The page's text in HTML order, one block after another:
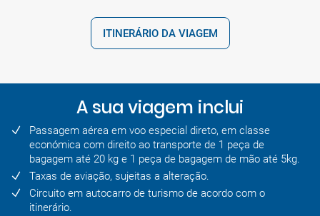
ITINERÁRIO DA VIAGEM
A sua viagem inclui
Passagem aérea em voo especial direto, em classe
económica com direito ao transporte de 1 peça de
bagagem até 20 kg e 1 peça de bagagem de mão até 5kg.
Taxas de aviação, sujeitas a alteração.
Circuito em autocarro de turismo de acordo com o
itinerário.